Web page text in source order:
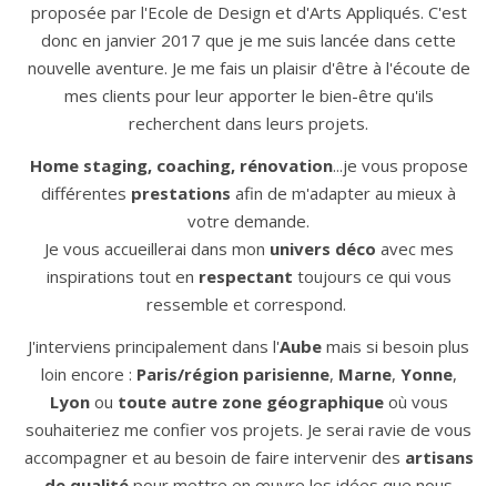
proposée par l'Ecole de Design et d'Arts Appliqués. C'est
donc en janvier 2017 que je me suis lancée dans cette
nouvelle aventure. Je me fais un plaisir d'être à l'écoute de
mes clients pour leur apporter le bien-être qu'ils
recherchent dans leurs projets.
Home staging, coaching, rénovation...je vous propose
différentes prestations afin de m'adapter au mieux à
votre demande.
Je vous accueillerai dans mon univers déco avec mes
inspirations tout en respectant toujours ce qui vous
ressemble et correspond.
J'interviens principalement dans l'Aube mais si besoin plus
loin encore : Paris/région parisienne, Marne, Yonne,
Lyonou toute autre zone géographiqueoù vous
souhaiteriez me confier vos projets. Je serai ravie de vous
accompagner et au besoin de faire intervenir des artisans